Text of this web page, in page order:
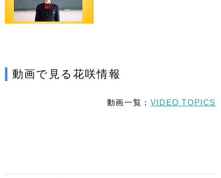
動画で見る花咲情報
動画一覧： VIDEO TOPICS